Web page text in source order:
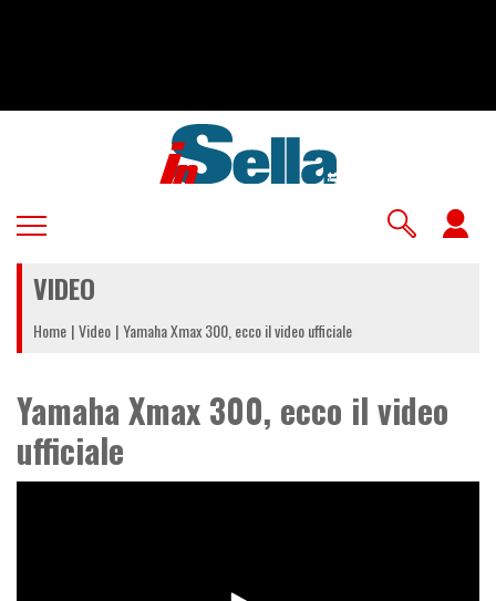
VIDEO
Home Video Yamaha Xmax 300, ecco il video ufficiale
Yamaha Xmax 300, ecco il video
ufficiale